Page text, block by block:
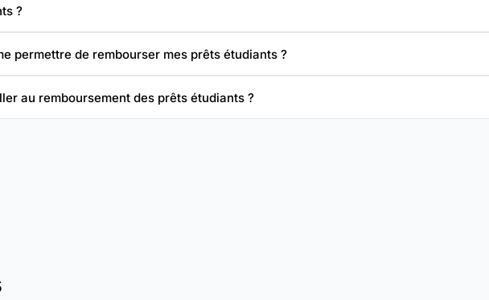
?
permettre de rembourser mes prêts étudiants ?
au remboursement des prêts étudiants ?